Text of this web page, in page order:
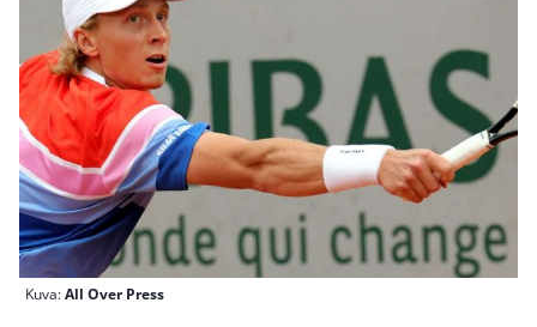
Kuva:All Over Press